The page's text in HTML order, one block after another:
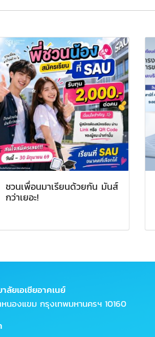
ชวนเพื่อนมาเรียนด้วยกัน มันส์
กว่าเยอะ!
ยเอเชียอาคเนย์
นองแขม กรุงเทพมหานครฯ 10160